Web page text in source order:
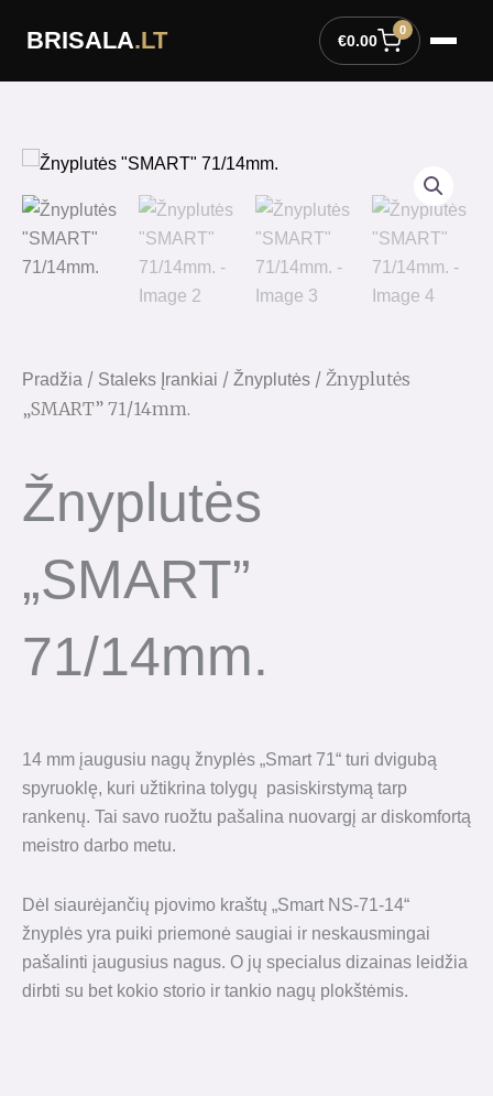
BRISALA.LT €0.00
0
Pradžia / Staleks Įrankiai / Žnyplutės / Žnyplutės
„SMART” 71/14mm.
Žnyplutės
„SMART”
71/14mm.
14 mm įaugusiu nagų žnyplės „Smart 71“ turi dvigubą
spyruoklę, kuri užtikrina tolygų pasiskirstymą tarp
rankenų. Tai savo ruožtu pašalina nuovargį ar diskomfortą
meistro darbo metu.
Dėl siaurėjančių pjovimo kraštų „Smart NS-71-14“
žnyplės yra puiki priemonė saugiai ir neskausmingai
pašalinti įaugusius nagus. O jų specialus dizainas leidžia
dirbti su bet kokio storio ir tankio nagų plokštėmis.